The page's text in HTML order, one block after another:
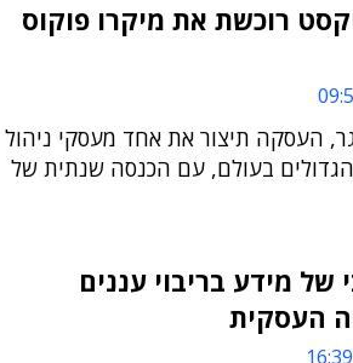
רוכשת את מיקרו פוקוס
העסקה תיצור את אחד מעסקי ניהול
בעולם, עם הכנסה שנתית של
של מידע בריבוי עננים
העסקית